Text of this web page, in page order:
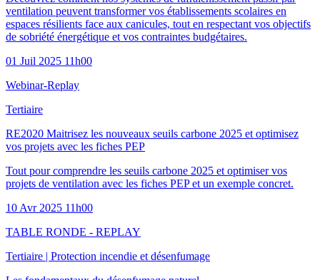
ventilation peuvent transformer vos établissements scolaires en
espaces résilients face aux canicules, tout en respectant vos objectifs
de sobriété énergétique et vos contraintes budgétaires.
01 Juil 2025 11h00
Webinar-Replay
Tertiaire
RE2020 Maitrisez les nouveaux seuils carbone 2025 et optimisez
vos projets avec les fiches PEP
Tout pour comprendre les seuils carbone 2025 et optimiser vos
projets de ventilation avec les fiches PEP et un exemple concret.
10 Avr 2025 11h00
TABLE RONDE - REPLAY
Tertiaire | Protection incendie et désenfumage